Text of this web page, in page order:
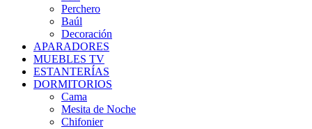
Perchero
Baúl
Decoración
APARADORES
MUEBLES TV
ESTANTERÍAS
DORMITORIOS
Cama
Mesita de Noche
Chifonier